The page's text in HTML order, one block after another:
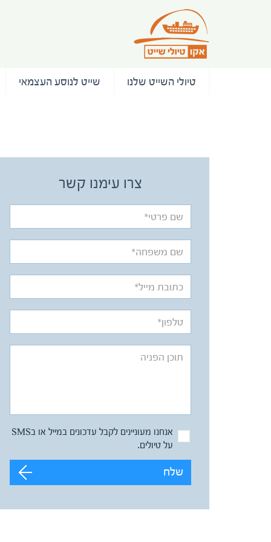
טיולי השייט שלנו שייט לנוסע העצמאי
צרו עימנו קשר
אנחנו מעוניינים לקבל עדכונים במייל או בSMS
על טיולים.
שלח